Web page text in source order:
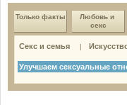
Любите крепче
Улучшаем
Только факты
Любовь и
секс
Секс и семья |
Улучшаем сексуальные